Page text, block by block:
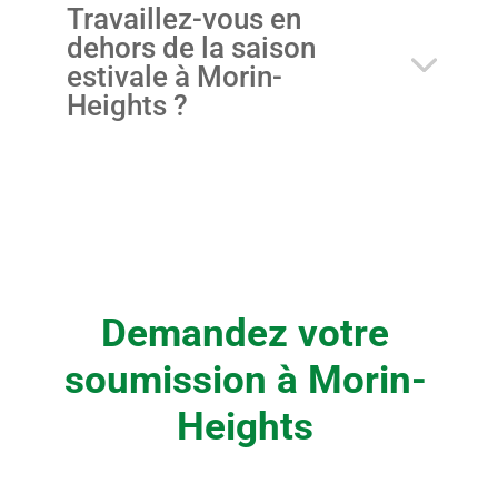
Travaillez-vous en
dehors de la saison
estivale à Morin-
Heights ?
Demandez votre
soumission à Morin-
Heights